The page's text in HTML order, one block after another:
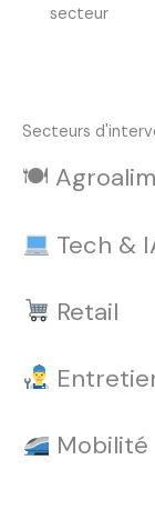
secteur
🍽
Tech &
Retail
Mobilité
Secteurs